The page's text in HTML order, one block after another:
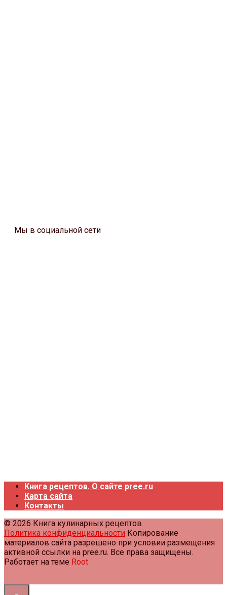
Мы в социальной сети
Книга рецептов. О сайте pree.ru
Карта сайта
Контакты
© 2026 Книга кулинарных рецептов
Политика конфиденциальности Копирование
материалов сайта разрешено при условии размещения
активной ссылки на pree.ru. Все права защищены.
Работает на теме Root